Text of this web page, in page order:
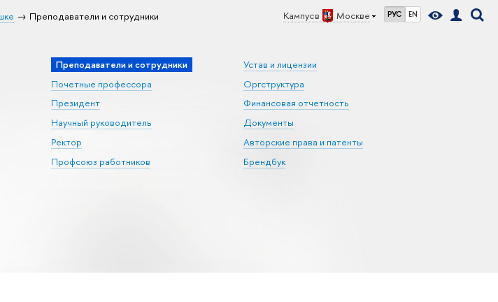
Кампус в Москве РУС EN
Преподаватели и сотрудники
Преподаватели и сотрудники
Почетные профессора
Президент
Научный руководитель
Ректор
Профсоюз работников
Устав и лицензии
Оргструктура
Финансовая отчетность
Документы
Авторские права и патенты
Брендбук